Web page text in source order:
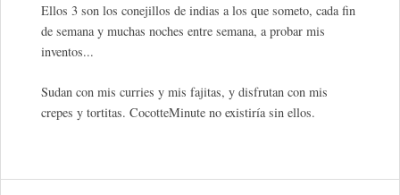
Ellos 3 son los conejillos de indias a los que someto, cada fin
de semana y muchas noches entre semana, a probar mis
inventos...
Sudan con mis curries y mis fajitas, y disfrutan con mis
crepes y tortitas. CocotteMinute no existiría sin ellos.